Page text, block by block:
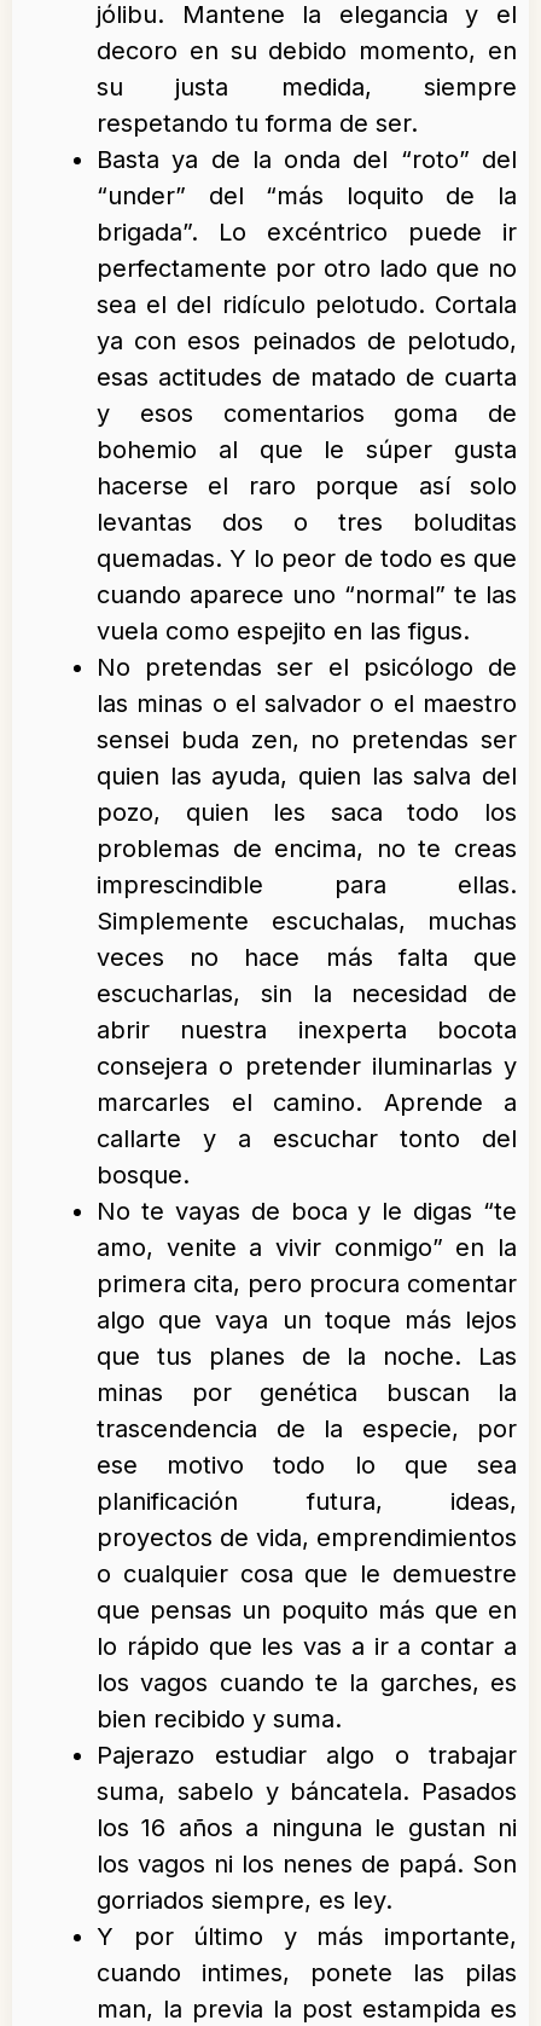
jólibu. Mantene la elegancia y el
decoro en su debido momento, en
su justa medida, siempre
respetando tu forma de ser.
Basta ya de la onda del “roto” del
“under” del “más loquito de la
brigada”. Lo excéntrico puede ir
perfectamente por otro lado que no
sea el del ridículo pelotudo. Cortala
ya con esos peinados de pelotudo,
esas actitudes de matado de cuarta
y esos comentarios goma de
bohemio al que le súper gusta
hacerse el raro porque así solo
levantas dos o tres boluditas
quemadas. Y lo peor de todo es que
cuando aparece uno “normal” te las
vuela como espejito en las figus.
No pretendas ser el psicólogo de
las minas o el salvador o el maestro
sensei buda zen, no pretendas ser
quien las ayuda, quien las salva del
pozo, quien les saca todo los
problemas de encima, no te creas
imprescindible para ellas.
Simplemente escuchalas, muchas
veces no hace más falta que
escucharlas, sin la necesidad de
abrir nuestra inexperta bocota
consejera o pretender iluminarlas y
marcarles el camino. Aprende a
callarte y a escuchar tonto del
bosque.
No te vayas de boca y le digas “te
amo, venite a vivir conmigo” en la
primera cita, pero procura comentar
algo que vaya un toque más lejos
que tus planes de la noche. Las
minas por genética buscan la
trascendencia de la especie, por
ese motivo todo lo que sea
planificación futura, ideas,
proyectos de vida, emprendimientos
o cualquier cosa que le demuestre
que pensas un poquito más que en
lo rápido que les vas a ir a contar a
los vagos cuando te la garches, es
bien recibido y suma.
Pajerazo estudiar algo o trabajar
suma, sabelo y báncatela. Pasados
los 16 años a ninguna le gustan ni
los vagos ni los nenes de papá. Son
gorriados siempre, es ley.
Y por último y más importante,
cuando intimes, ponete las pilas
man, la previa la post estampida es